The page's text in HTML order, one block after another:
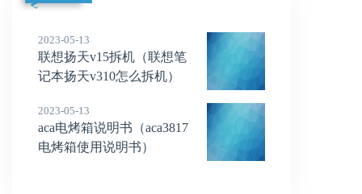
2023-05-13
联想扬天v15拆机（联想笔
记本扬天v310怎么拆机）
2023-05-13
aca电烤箱说明书（aca3817
电烤箱使用说明书）